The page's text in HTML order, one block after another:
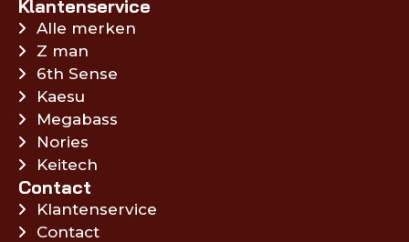
Klantenservice
Alle merken
Z man
6th Sense
Kaesu
Megabass
Nories
Keitech
Contact
Klantenservice
Contact